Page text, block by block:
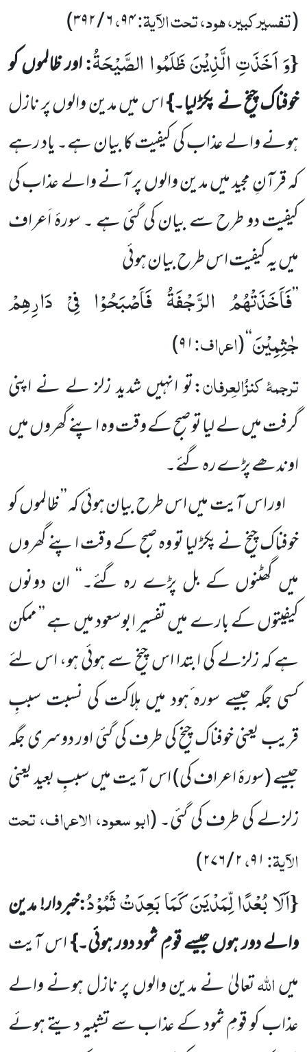
(تفسیر کبیر، ہود، تحت الآیۃ:۹۴،۶/۳۹۲)
{وَ اَخَذَتِ الَّذِیْنَ ظَلَمُوا الصَّیْحَةُ:اور ظالموں کو
خوفناک چیخ نے پکڑ لیا۔}اس میں مدین والوں پر نازل
ہونے والے عذاب کی کیفیت کا بیان ہے۔ یاد رہے
کہ قرآنِ مجید میں مدین والوں پر آنے والے عذاب کی
کیفیت دو طرح سے بیان کی گئی ہے ۔ سورۂ اَعراف
میں یہ کیفیت اس طرح بیان ہوئی
’’فَاَخَذَتْهُمُ الرَّجْفَةُ فَاَصْبَحُوْا فِیْ دَارِهِمْ
جٰثِمِیْنَ‘‘
(اعراف:۹۱)
ترجمۂکنزُالعِرفان:تو انہیں شدید زلز لے نے اپنی
گرفتمیںلے لیا تو صبح کے وقت وہ اپنے گھروں میں
اوندھے پڑے رہ گئے۔
اور اس آیت میں اس طرح بیان ہوئی کہ ’’ ظالموں کو
خوفناک چیخ نے پکڑ لیا تو وہ صبح کے وقت اپنے گھروں
میں گھٹنوں کے بل پڑے رہ گئے۔‘‘ ان دونوں
کیفیتوں کے بارے میں تفسیر ابوسعود میں ہے ’’ ممکن
ہے کہ زلزلے کی ابتدا اسچیخ سے ہوئی ہو، اس لئے
کسی جگہ جیسے سورہ ٔہود میں ہلاکت کی نسبت سببِ
قریب یعنی خوفناک چیخ کیطرف کی گئی اور دوسریجگہ
جیسے(سورۂ اعراف کی)اس آیت میں سببِ بعید یعنی
زلزلے کی طرف کی گئی۔(ابو سعود، الاعراف، تحت
الآیۃ:۹۱،۲/۲۷۶)
{اَلَا بُعْدًا لِّمَدْیَنَ كَمَا بَعِدَتْ ثَمُوْدُ:خبردار! مدین
والے دور ہوں جیسے قومِ ثمود دور ہوئی۔}اس آیت
میںاللہتعالیٰنے مدین والوں پر نازل ہونے والے
عذاب کو قومِ ثمود کے عذاب سے تشبیہ دیتے ہوئے